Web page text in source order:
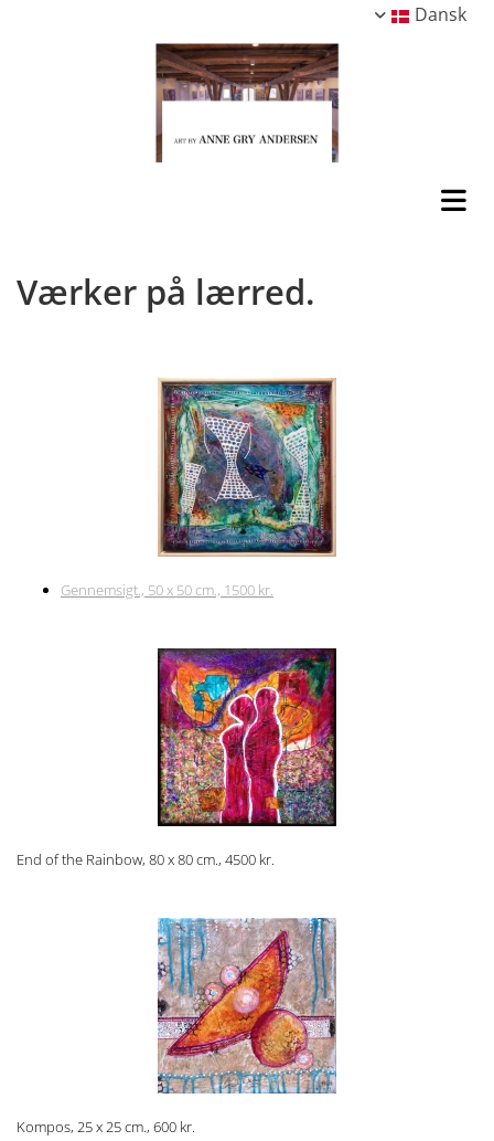
Dansk
Værker på lærred.
Gennemsigt., 50 x 50 cm., 1500 kr.
End of the Rainbow, 80 x 80 cm., 4500 kr.
Kompos, 25 x 25 cm., 600 kr.